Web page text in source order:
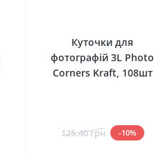
Куточки для
фотографій 3L Photo
Corners Kraft, 108шт
125.40 грн -10%